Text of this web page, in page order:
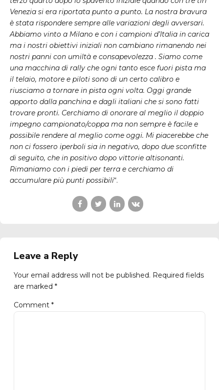
Venezia si era riportata punto a punto. La nostra bravura
è stata rispondere sempre alle variazioni degli avversari.
Abbiamo vinto a Milano e con i campioni d’Italia in carica
ma i nostri obiettivi iniziali non cambiano rimanendo nei
nostri panni con umiltà e consapevolezza . Siamo come
una macchina di rally che ogni tanto esce fuori pista ma
il telaio, motore e piloti sono di un certo calibro e
riusciamo a tornare in pista ogni volta. Oggi grande
apporto dalla panchina e dagli italiani che si sono fatti
trovare pronti. Cerchiamo di onorare al meglio il doppio
impegno campionato/coppa ma non sempre è facile e
possibile rendere al meglio come oggi. Mi piacerebbe che
non ci fossero iperboli sia in negativo, dopo due sconfitte
di seguito, che in positivo dopo vittorie altisonanti.
Rimaniamo con i piedi per terra e cerchiamo di
accumulare più punti possibili“.
Leave a Reply
Your email address will not be published. Required fields
are marked *
Comment *